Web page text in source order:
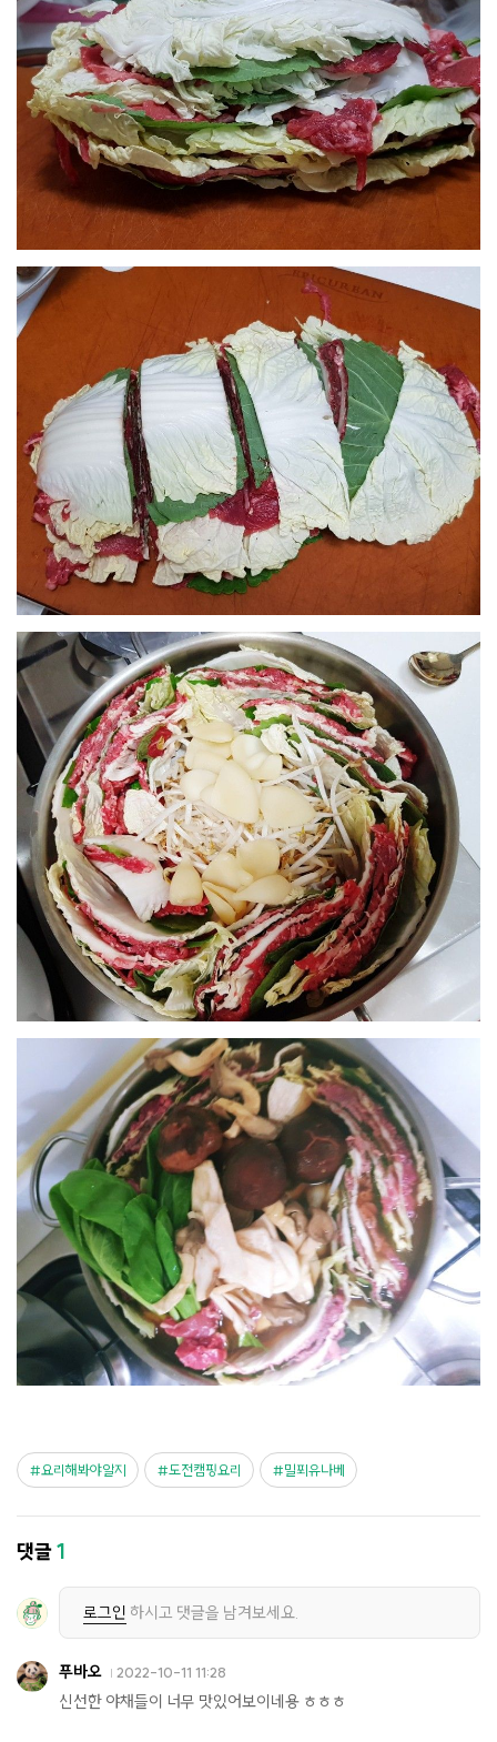
요리해봐야알지 도전캠핑요리 밀푀유나베
댓글1
로그인 하시고 댓글을 남겨보세요.
푸바오 2022-10-11 11:28
신선한 야채들이 너무 맛있어보이네용 ㅎㅎㅎ